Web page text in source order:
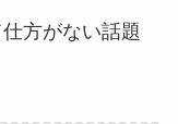
方がない話題